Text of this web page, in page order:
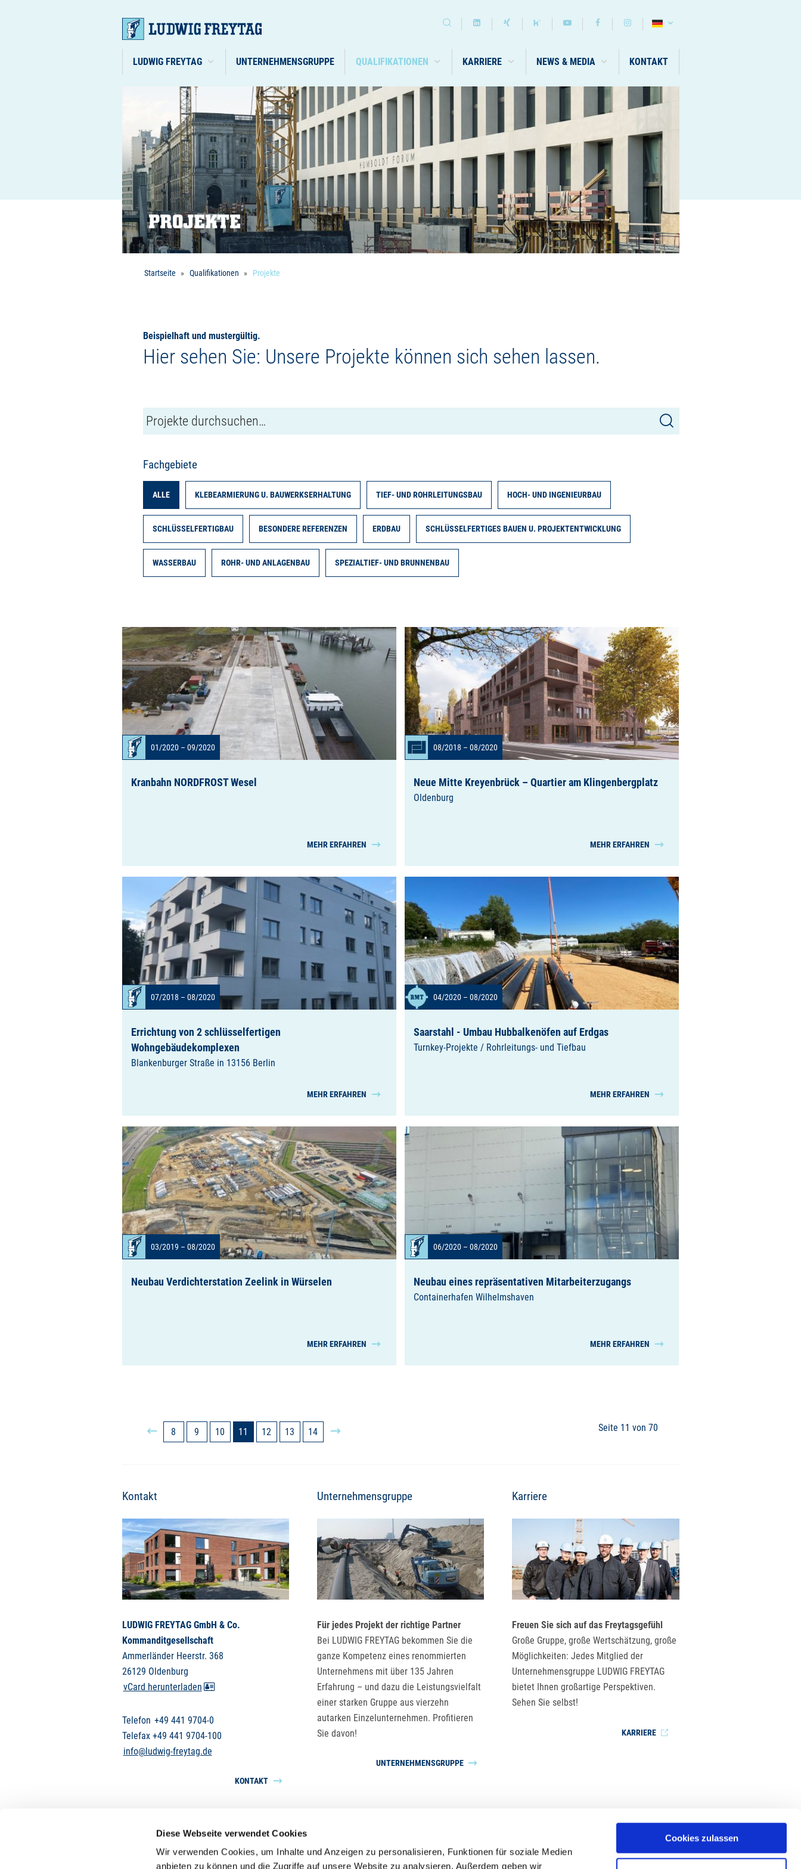
Diese Webseite verwendet Cookies
Wir verwenden Cookies, um Inhalte und Anzeigen zu personalisieren, Funktionen für soziale Medien
anbieten zu können und die Zugriffe auf unsere Website zu analysieren. Außerdem geben wir
Cookies zulassen
LUDWIG FREYTAG UNTERNEHMENSGRUPPE QUALIFIKATIONEN KARRIERE NEWS & MEDIA KONTAKT
PROJEKTE
Startseite Qualifikationen Projekte
Beispielhaft und mustergültig.
Hier sehen Sie: Unsere Projekte können sich sehen lassen.
Fachgebiete
ALLE KLEBEARMIERUNG U. BAUWERKSERHALTUNG TIEF- UND ROHRLEITUNGSBAU HOCH- UND INGENIEURBAU
SCHLÜSSELFERTIGBAU BESONDERE REFERENZEN ERDBAU SCHLÜSSELFERTIGES BAUEN U. PROJEKTENTWICKLUNG
WASSERBAU ROHR- UND ANLAGENBAU SPEZIALTIEF- UND BRUNNENBAU
01/2020 – 09/2020
Kranbahn NORDFROST Wesel
MEHR ERFAHREN
08/2018 – 08/2020
Neue Mitte Kreyenbrück – Quartier am Klingenbergplatz
Oldenburg
MEHR ERFAHREN
07/2018 – 08/2020
Errichtung von 2 schlüsselfertigen
Wohngebäudekomplexen
Blankenburger Straße in 13156 Berlin
MEHR ERFAHREN
04/2020 – 08/2020
Saarstahl - Umbau Hubbalkenöfen auf Erdgas
Turnkey-Projekte / Rohrleitungs- und Tiefbau
MEHR ERFAHREN
03/2019 – 08/2020
Neubau Verdichterstation Zeelink in Würselen
MEHR ERFAHREN
06/2020 – 08/2020
Neubau eines repräsentativen Mitarbeiterzugangs
Containerhafen Wilhelmshaven
MEHR ERFAHREN
8 9 10 11 12 13 14 Seite 11 von 70
Kontakt
LUDWIG FREYTAG GmbH & Co.
Kommanditgesellschaft
Ammerländer Heerstr. 368
26129 Oldenburg
vCard herunterladen
Telefon +49 441 9704-0
Telefax +49 441 9704-100
info@ludwig-freytag.de
KONTAKT
Unternehmensgruppe
Für jedes Projekt der richtige Partner
Bei LUDWIG FREYTAG bekommen Sie die
ganze Kompetenz eines renommierten
Unternehmens mit über 135 Jahren
Erfahrung – und dazu die Leistungsvielfalt
einer starken Gruppe aus vierzehn
autarken Einzelunternehmen. Profitieren
Sie davon!
UNTERNEHMENSGRUPPE
Karriere
Freuen Sie sich auf das Freytagsgefühl
Große Gruppe, große Wertschätzung, große
Möglichkeiten: Jedes Mitglied der
Unternehmensgruppe LUDWIG FREYTAG
bietet Ihnen großartige Perspektiven.
Sehen Sie selbst!
KARRIERE
Unternehmensgruppe LUDWIG FREYTAG